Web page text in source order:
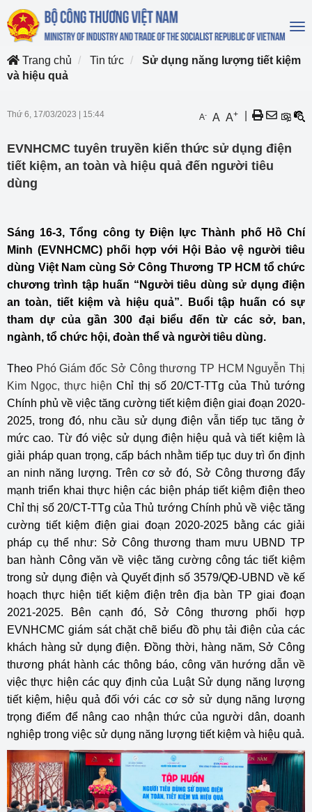
Trang chủ
Tin tức
Sử dụng năng lượng tiết kiệm
và hiệu quả
Thứ 6, 17/03/2023 15:44 A- A A+
EVNHCMC tuyên truyền kiến thức sử dụng điện
tiết kiệm, an toàn và hiệu quả đến người tiêu
dùng
Sáng 16-3, Tổng công ty Điện lực Thành phố Hồ Chí
Minh (EVNHCMC) phối hợp với Hội Bảo vệ người tiêu
dùng Việt Nam cùng Sở Công Thương TP HCM tổ chức
chương trình tập huấn “Người tiêu dùng sử dụng điện
an toàn, tiết kiệm và hiệu quả”. Buổi tập huấn có sự
tham dự của gần 300 đại biểu đến từ các sở, ban,
ngành, tổ chức hội, đoàn thể và người tiêu dùng.
Theo Phó Giám đốc Sở Công thương TP HCM Nguyễn Thị
Kim Ngọc, thực hiện Chỉ thị số 20/CT-TTg của Thủ tướng
Chính phủ về việc tăng cường tiết kiệm điện giai đoạn 2020-
2025, trong đó, nhu cầu sử dụng điện vẫn tiếp tục tăng ở
mức cao. Từ đó việc sử dụng điện hiệu quả và tiết kiệm là
giải pháp quan trọng, cấp bách nhằm tiếp tục duy trì ổn định
an ninh năng lượng. Trên cơ sở đó, Sở Công thương đẩy
mạnh triển khai thực hiện các biện pháp tiết kiệm điện theo
Chỉ thị số 20/CT-TTg của Thủ tướng Chính phủ về việc tăng
cường tiết kiệm điện giai đoạn 2020-2025 bằng các giải
pháp cụ thể như: Sở Công thương tham mưu UBND TP
ban hành Công văn về việc tăng cường công tác tiết kiệm
trong sử dụng điện và Quyết định số 3579/QĐ-UBND về kế
hoạch thực hiện tiết kiệm điện trên địa bàn TP giai đoạn
2021-2025. Bên cạnh đó, Sở Công thương phối hợp
EVNHCMC giám sát chặt chẽ biểu đồ phụ tải điện của các
khách hàng sử dụng điện. Đồng thời, hàng năm, Sở Công
thương phát hành các thông báo, công văn hướng dẫn về
việc thực hiện các quy định của Luật Sử dụng năng lượng
tiết kiệm, hiệu quả đối với các cơ sở sử dụng năng lượng
trọng điểm để nâng cao nhận thức của người dân, doanh
nghiệp trong việc sử dụng năng lượng tiết kiệm và hiệu quả.